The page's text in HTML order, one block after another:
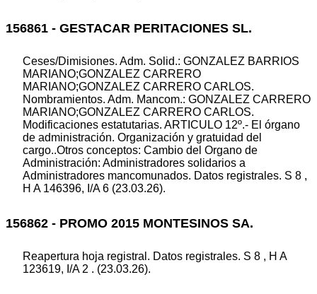
156861 - GESTACAR PERITACIONES SL.
Ceses/Dimisiones. Adm. Solid.: GONZALEZ BARRIOS
MARIANO;GONZALEZ CARRERO
MARIANO;GONZALEZ CARRERO CARLOS.
Nombramientos. Adm. Mancom.: GONZALEZ CARRERO
MARIANO;GONZALEZ CARRERO CARLOS.
Modificaciones estatutarias. ARTICULO 12º.- El órgano
de administración. Organización y gratuidad del
cargo..Otros conceptos: Cambio del Organo de
Administración: Administradores solidarios a
Administradores mancomunados. Datos registrales. S 8 ,
H A 146396, I/A 6 (23.03.26).
156862 - PROMO 2015 MONTESINOS SA.
Reapertura hoja registral. Datos registrales. S 8 , H A
123619, I/A 2 . (23.03.26).